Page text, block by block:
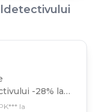
-28% la
la